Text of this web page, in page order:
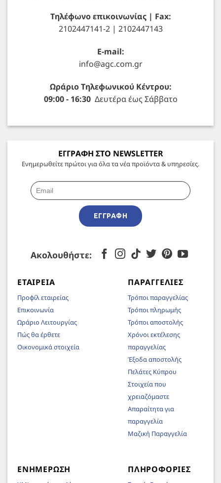
Τηλέφωνο επικοινωνίας | Fax:
2102447141-2 | 2102447143
E-mail:
info@agc.com.gr
Ωράριο Τηλεφωνικού Κέντρου:
09:00 - 16:30Δευτέρα έως Σάββατο
ΕΓΓΡΑΦΗ ΣΤΟ NEWSLETTER
Ενημερωθείτε πρώτοι για όλα τα νέα προϊόντα & υπηρεσίες.
ΕΓΓΡΑΦΉ
Ακολουθήστε:
ΕΤΑΙΡΕΊΑ
Προφίλ εταιρείας
Επικοινωνία
Ωράριο Λειτουργίας
Πώς θα έρθετε
Οικονομικά στοιχεία
ΠΑΡΑΓΓΕΛΊΕΣ
Τρόποι παραγγελίας
Τρόποι πληρωμής
Τρόποι αποστολής
Χρόνοι εκτέλεσης
παραγγελίας
Έξοδα αποστολής
Πελάτες Κύπρου
Στοιχεία που
χρειαζόμαστε
Απαραίτητα για
παραγγελία
Μαζική Παραγγελία
ΕΝΗΜΈΡΩΣΗ ΠΛΗΡΟΦΟΡΊΕΣ